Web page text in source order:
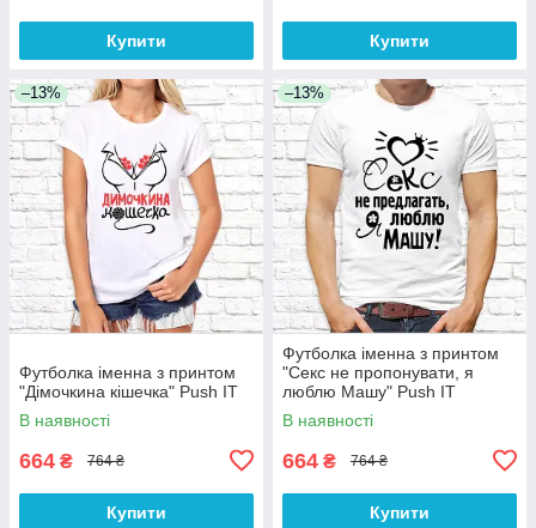
Купити Купити
–13%
Футболка іменна з принтом
"Дімочкина кішечка" Push IT
В наявності
664 ₴ 764 ₴
Купити
–13%
Футболка іменна з принтом
"Секс не пропонувати, я
люблю Машу" Push IT
В наявності
664 ₴ 764 ₴
Купити